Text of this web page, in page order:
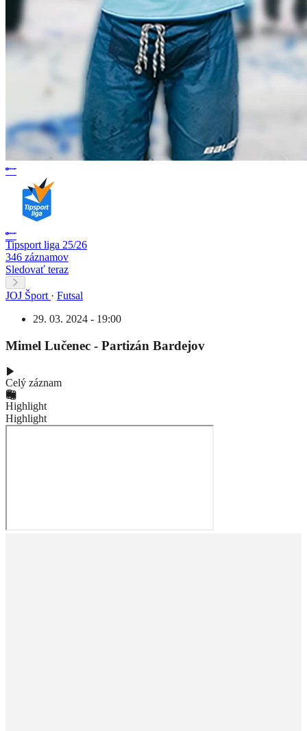
Tipsport liga 25/26
346 záznamov
Sledovať teraz
JOJ Šport · Futsal
29. 03. 2024 - 19:00
Mimel Lučenec - Partizán Bardejov
Celý záznam
Highlight
Highlight